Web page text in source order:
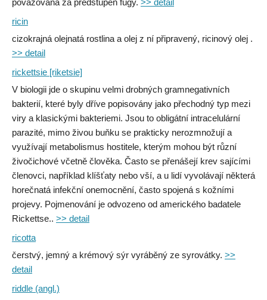
považována za předstupeň fugy. >> detail
ricin
cizokrajná olejnatá rostlina a olej z ní připravený, ricinový olej .
>> detail
rickettsie [riketsie]
V biologii jde o skupinu velmi drobných gramnegativních
bakterií, které byly dříve popisovány jako přechodný typ mezi
viry a klasickými bakteriemi. Jsou to obligátní intracelulární
parazité, mimo živou buňku se prakticky nerozmnožují a
využívají metabolismus hostitele, kterým mohou být různí
živočichové včetně člověka. Často se přenášejí krev sajícími
členovci, například klíšťaty nebo vší, a u lidí vyvolávají některá
horečnatá infekční onemocnění, často spojená s kožními
projevy. Pojmenování je odvozeno od amerického badatele
Rickettse.. >> detail
ricotta
čerstvý, jemný a krémový sýr vyráběný ze syrovátky. >>
detail
riddle (angl.)